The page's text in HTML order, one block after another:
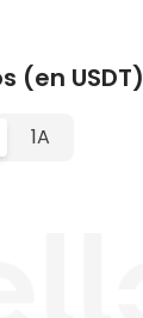
(en USDT)
1A